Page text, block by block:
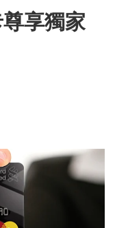
享獨家